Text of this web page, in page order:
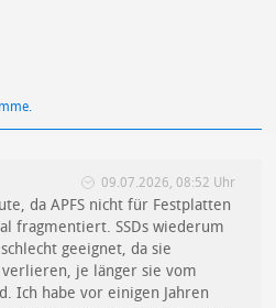
09.07.2026, 08:52 Uhr
da APFS nicht für Festplatten
fragmentiert. SSDs wiederum
geeignet, da sie
je länger sie vom
Ich habe vor einigen Jahren